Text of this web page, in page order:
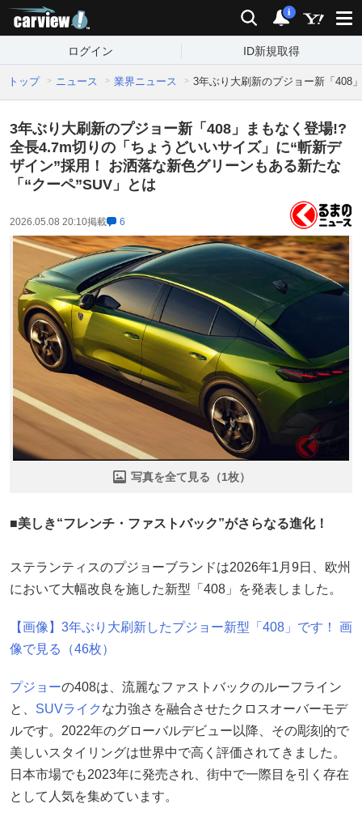
検索 通知
i
ログイン ID新規取得
トップ ニュース 業界ニュース 3年ぶり大刷新のプジョー新「408
3年ぶり大刷新のプジョー新「408」まもなく登場!?
全長4.7m切りの「ちょうどいいサイズ」に“斬新デ
ザイン”採用！ お洒落な新色グリーンもある新たな
「“クーペ”SUV」とは
2026.05.08 20:10掲載 6
写真を全て見る（1枚）
■美しき“フレンチ・ファストバック”がさらなる進化！
ステランティスのプジョーブランドは2026年1月9日、欧州
において大幅改良を施した新型「408」を発表しました。
【画像】3年ぶり大刷新したプジョー新型「408」です！ 画
像で見る（46枚）
プジョーの408は、流麗なファストバックのルーフライン
と、 SUVライク な力強さを融合させたクロスオーバーモデ
ルです。2022年のグローバルデビュー以降、その彫刻的で
美しいスタイリングは世界中で高く評価されてきました。
日本市場でも2023年に発売され、街中で一際目を引く存在
として人気を集めています。